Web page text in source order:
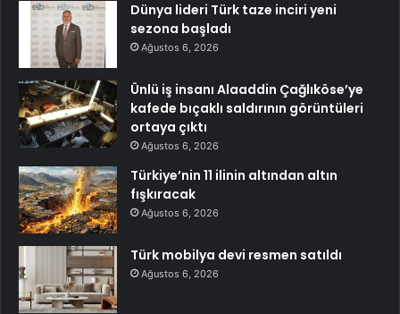
Dünya lideri Türk taze inciri yeni
sezona başladı
Ağustos 6, 2026
Ünlü iş insanı Alaaddin Çağlıköse’ye
kafede bıçaklı saldırının görüntüleri
ortaya çıktı
Ağustos 6, 2026
Türkiye’nin 11 ilinin altından altın
fışkıracak
Ağustos 6, 2026
Türk mobilya devi resmen satıldı
Ağustos 6, 2026